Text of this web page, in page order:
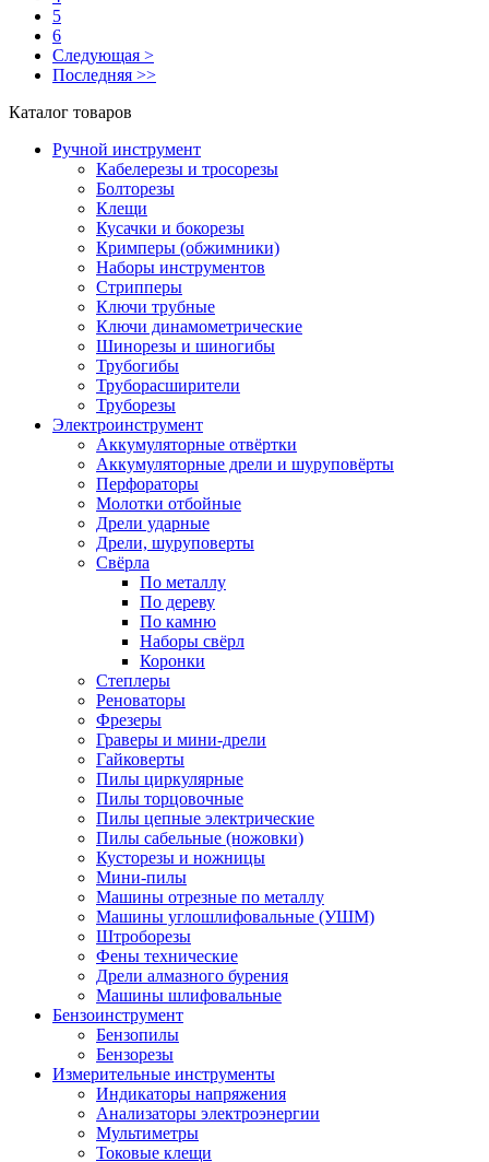
5
6
Следующая >
Последняя >>
Каталог товаров
Ручной инструмент
Кабелерезы и тросорезы
Болторезы
Клещи
Кусачки и бокорезы
Кримперы (обжимники)
Наборы инструментов
Стрипперы
Ключи трубные
Ключи динамометрические
Шинорезы и шиногибы
Трубогибы
Труборасширители
Труборезы
Электроинструмент
Аккумуляторные отвёртки
Аккумуляторные дрели и шуруповёрты
Перфораторы
Молотки отбойные
Дрели ударные
Дрели, шуруповерты
Свёрла
По металлу
По дереву
По камню
Наборы свёрл
Коронки
Степлеры
Реноваторы
Фрезеры
Граверы и мини-дрели
Гайковерты
Пилы циркулярные
Пилы торцовочные
Пилы цепные электрические
Пилы сабельные (ножовки)
Кусторезы и ножницы
Мини-пилы
Машины отрезные по металлу
Машины углошлифовальные (УШМ)
Штроборезы
Фены технические
Дрели алмазного бурения
Машины шлифовальные
Бензоинструмент
Бензопилы
Бензорезы
Измерительные инструменты
Индикаторы напряжения
Анализаторы электроэнергии
Мультиметры
Токовые клещи